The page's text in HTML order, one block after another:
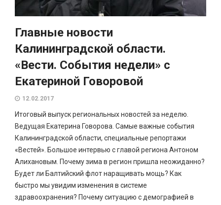
Главные новости
Калининградской области.
«Вести. События недели» с
Екатериной Говоровой
12.02.2017
Итоговый выпуск региональных новостей за неделю.
Ведущая Екатерина Говорова. Самые важные события
Калининградской области, специальные репортажи
«Вестей». Большое интервью с главой региона Антоном
Алихановым. Почему зима в регион пришла неожиданно?
Будет ли Балтийский флот наращивать мощь? Как
быстро мы увидим изменения в системе
здравоохранения? Почему ситуацию с демографией в